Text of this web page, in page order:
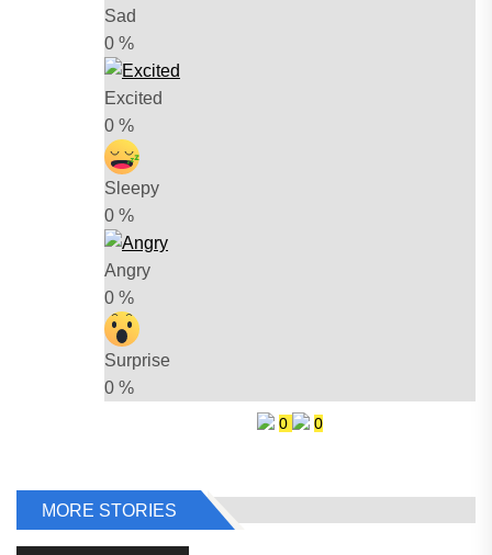
Sad
0 %
Excited
0 %
Sleepy
0 %
Angry
0 %
Surprise
0 %
0 0
MORE STORIES